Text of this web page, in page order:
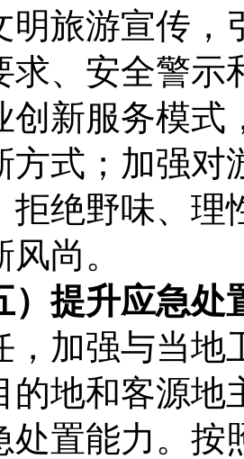
明旅游宣传，
求、安全警示
创新服务模式
方式；加强
拒绝野味、理
尚。
）提升应急处
，加强与当地
的地和客源地
处置能力。按